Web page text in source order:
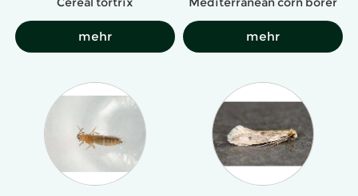
Cereal tortrix
mehr
Mediterranean corn borer
mehr